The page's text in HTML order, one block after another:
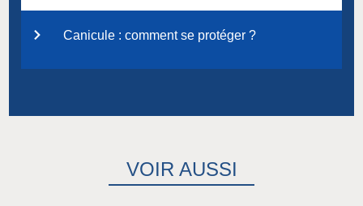
Canicule : comment se protéger ?
VOIR AUSSI